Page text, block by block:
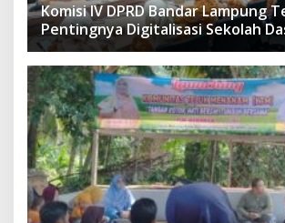
Komisi IV DPRD Bandar Lampung
Pentingnya Digitalisasi Sekolah